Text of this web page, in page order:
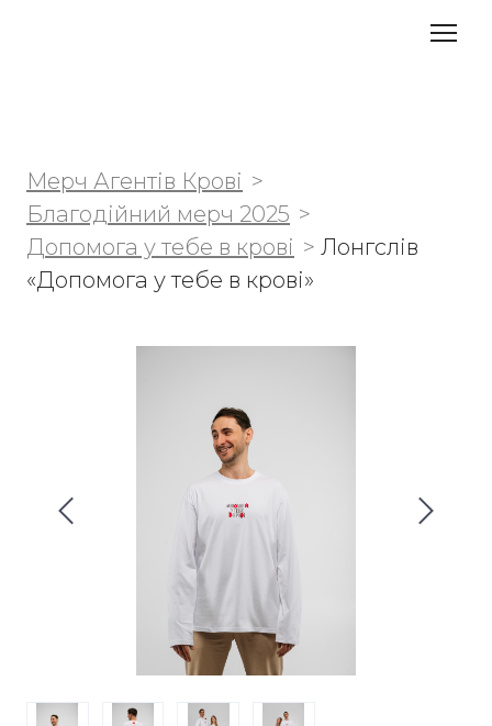
Мерч Агентів Крові
Благодійний мерч 2025
Допомога у тебе в крові
Лонгслів
«Допомога у тебе в крові»